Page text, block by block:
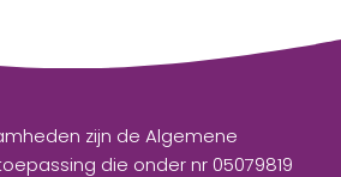
zijn de Algemene
die onder nr 05079819